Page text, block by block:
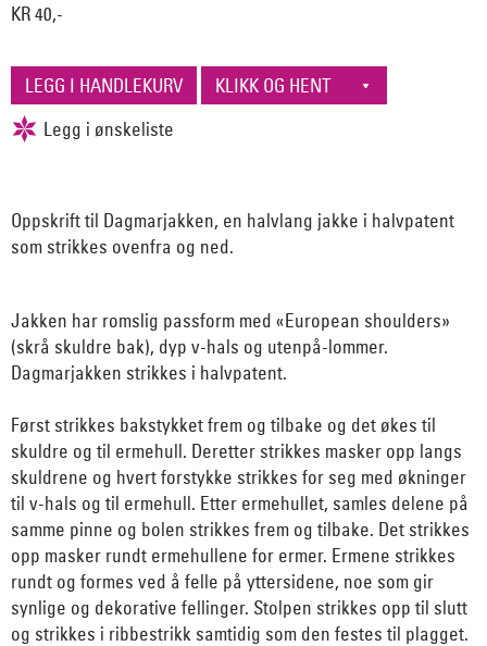
KR 40,-
Oppskrift til Dagmarjakken, en halvlang jakke i halvpatent
som strikkes ovenfra og ned.
Jakken har romslig passform med «European shoulders»
(skrå skuldre bak), dyp v-hals og utenpå-lommer.
Dagmarjakken strikkes i halvpatent.
Først strikkes bakstykket frem og tilbake og det økes til
skuldre og til ermehull. Deretter strikkes masker opp langs
skuldrene og hvert forstykke strikkes for seg med økninger
til v-hals og til ermehull. Etter ermehullet, samles delene på
samme pinne og bolen strikkes frem og tilbake. Det strikkes
opp masker rundt ermehullene for ermer. Ermene strikkes
rundt og formes ved å felle på yttersidene, noe som gir
synlige og dekorative fellinger. Stolpen strikkes opp til slutt
og strikkes i ribbestrikk samtidig som den festes til plagget.